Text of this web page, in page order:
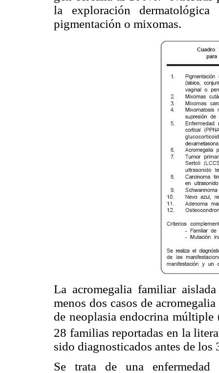
la exploración
pigmentación o mixomas.
La acromegalia familiar
menos dos casos de
de neoplasia endocrina
28 familias reportadas en la
sido diagnosticados antes de los
Se trata de una enfermedad